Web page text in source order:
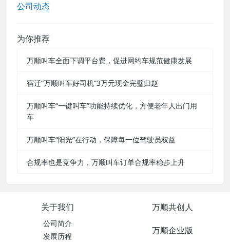
公司动态
为你推荐
万顺叫车全面下调平台费，促进网约车规范健康发展
宿迁“万顺叫车好司机”3万元现金完璧归赵
万顺叫车“一键叫车”功能持续优化，方便老年人出门用
车
万顺叫车“阳光”在行动，保障每一位驾驶员权益
合规率也是竞争力，万顺叫车订单合规率稳步上升
关于我们
公司简介
发展历程
万顺共创人
万顺企业版